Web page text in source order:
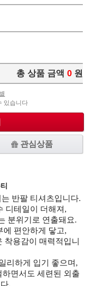
총 상품 금액 0 원
있습니다
관심상품
반팔 티셔츠입니다.
디테일이 더해져,
분위기로 연출돼요.
에 편안하게 닿고,
착용감이 매력적입니
리하게 입기 좋으며,
면서도 세련된 외출
.